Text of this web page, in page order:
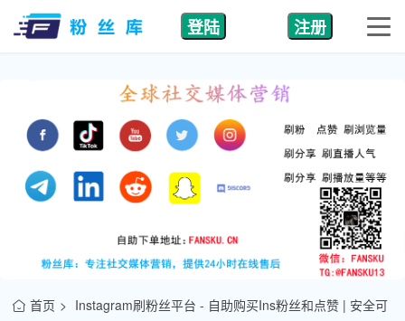
登陆 注册
首页
Instagram刷粉丝平台 - 自助购买Ins粉丝和点赞 | 安全可